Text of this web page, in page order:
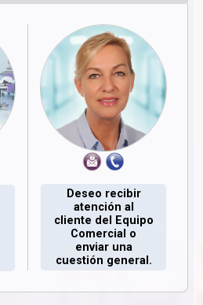
Deseo recibir
atención al
cliente del Equipo
Comercial o
enviar una
cuestión general.